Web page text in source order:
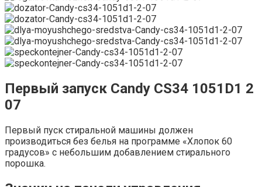
Первый запуск Candy CS34 1051D1 2
07
Первый пуск стиральной машины должен
производиться без белья на программе «Хлопок 60
градусов» с небольшим добавлением стирального
порошка.